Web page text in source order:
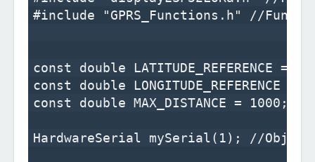
#include "GPRS_Functions.h" //
const double
const double
const double MAX_DISTANCE =
HardwareSerial mySerial(1); //Objeto